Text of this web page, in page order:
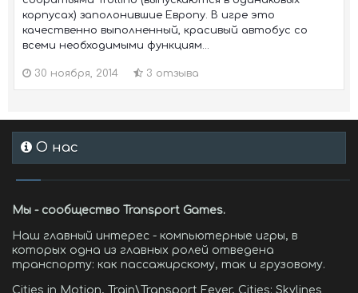
корпусах) заполонившие Европу. В игре это
качественно выполненный, красивый автобус со
всеми необходимыми функциям...
30 ноября, 2014 3 отзыва
О нас
Мы - сообщество Transport Games.
Наш главный интерес - компьютерные игры, в
которых одна из главных ролей отведена
транспорту: как пассажирскому, так и грузовому.
Cities in Motion, Train\Transport Fever, Cities: Skylines